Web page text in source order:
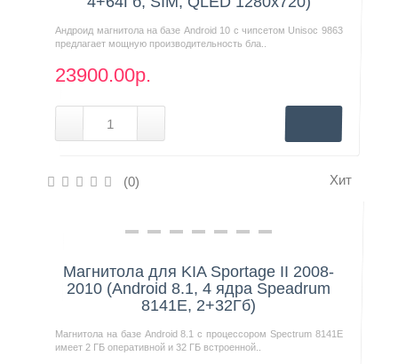
Андроид магнитола на базе Android 10 с чипсетом Unisoc 9863
предлагает мощную производительность бла..
23900.00р.
(0) Хит
Нашли дешевле?
Магнитола для KIA Sportage II 2008-
2010 (Android 8.1, 4 ядра Speadrum
8141E, 2+32Гб)
Магнитола на базе Android 8.1 с процессором Spectrum 8141E
имеет 2 ГБ оперативной и 32 ГБ встроенной..